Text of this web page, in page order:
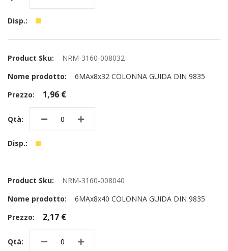
NRM-3160-008032
6MAx8x32 COLONNA GUIDA DIN 9835
1,96 €
NRM-3160-008040
6MAx8x40 COLONNA GUIDA DIN 9835
2,17 €